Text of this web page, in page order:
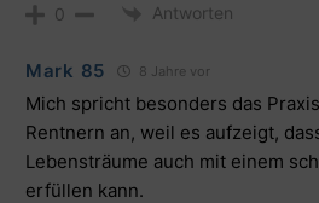
0 Antworten
Mark 85 8 Jahre vor
Mich spricht besonders das
Rentnern an, weil es aufzeigt,
Lebensträume auch mit einem
erfüllen kann.